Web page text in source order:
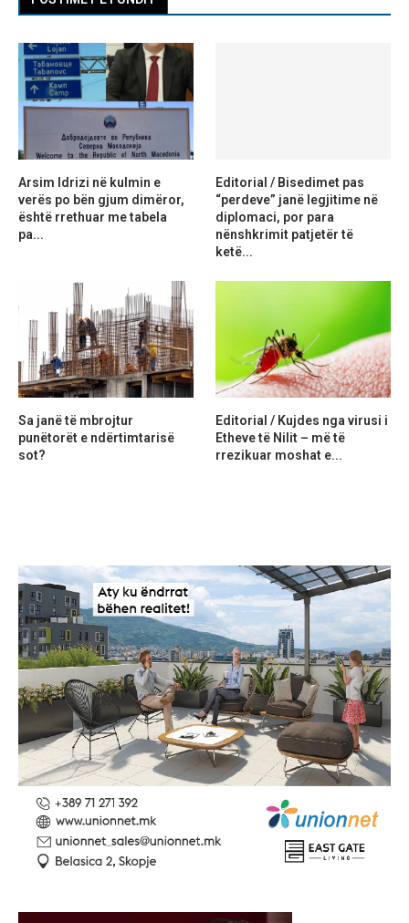
Arsim Idrizi në kulmin e
verës po bën gjum dimëror,
është rrethuar me tabela
pa...
Editorial / Bisedimet pas
“perdeve” janë legjitime në
diplomaci, por para
nënshkrimit patjetër të
ketë...
Sa janë të mbrojtur
punëtorët e ndërtimtarisë
sot?
Editorial / Kujdes nga virusi i
Etheve të Nilit – më të
rrezikuar moshat e...